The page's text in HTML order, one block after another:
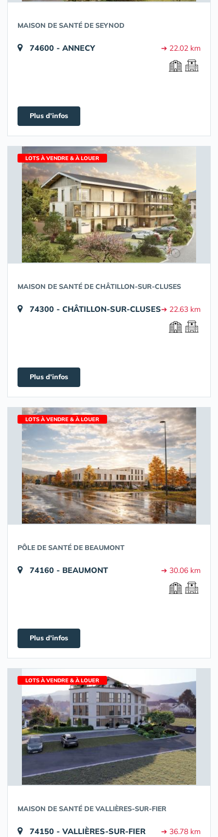
MAISON DE SANTÉ DE SEYNOD
74600 - ANNECY ➔ 22.02 km
Plus d'infos
LOTS À VENDRE & À LOUER
MAISON DE SANTÉ DE CHÂTILLON-SUR-CLUSES
74300 - CHÂTILLON-SUR-CLUSES➔ 22.63 km
Plus d'infos
LOTS À VENDRE & À LOUER
PÔLE DE SANTÉ DE BEAUMONT
74160 - BEAUMONT ➔ 30.06 km
Plus d'infos
LOTS À VENDRE & À LOUER
MAISON DE SANTÉ DE VALLIÈRES-SUR-FIER
74150 - VALLIÈRES-SUR-FIER ➔ 36.78 km